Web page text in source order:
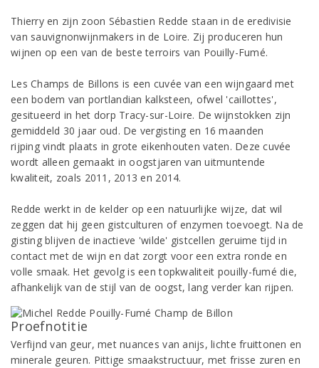
Thierry en zijn zoon Sébastien Redde staan in de eredivisie
van sauvignonwijnmakers in de Loire. Zij produceren hun
wijnen op een van de beste terroirs van Pouilly-Fumé.
Les Champs de Billons is een cuvée van een wijngaard met
een bodem van portlandian kalksteen, ofwel 'caillottes',
gesitueerd in het dorp Tracy-sur-Loire. De wijnstokken zijn
gemiddeld 30 jaar oud. De vergisting en 16 maanden
rijping vindt plaats in grote eikenhouten vaten. Deze cuvée
wordt alleen gemaakt in oogstjaren van uitmuntende
kwaliteit, zoals 2011, 2013 en 2014.
Redde werkt in de kelder op een natuurlijke wijze, dat wil
zeggen dat hij geen gistculturen of enzymen toevoegt. Na de
gisting blijven de inactieve 'wilde' gistcellen geruime tijd in
contact met de wijn en dat zorgt voor een extra ronde en
volle smaak. Het gevolg is een topkwaliteit pouilly-fumé die,
afhankelijk van de stijl van de oogst, lang verder kan rijpen.
Proefnotitie
Verfijnd van geur, met nuances van anijs, lichte fruittonen en
minerale geuren. Pittige smaakstructuur, met frisse zuren en